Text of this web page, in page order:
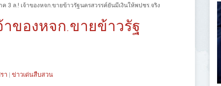
3 ล.! เจ้าของหจก.ขายข้าวรัฐนครสวรรค์ยันมีเงินให้พปชร.จริง
าของหจก.ขายข้าวรัฐ
า | ข่าวเด่นสืบสวน